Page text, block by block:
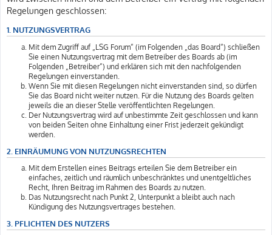
Regelungen geschlossen:
1. NUTZUNGSVERTRAG
Mit dem Zugriff auf „LSG Forum“ (im Folgenden „das Board“) schließen
Sie einen Nutzungsvertrag mit dem Betreiber des Boards ab (im
Folgenden „Betreiber“) und erklären sich mit den nachfolgenden
Regelungen einverstanden.
Wenn Sie mit diesen Regelungen nicht einverstanden sind, so dürfen
Sie das Board nicht weiter nutzen. Für die Nutzung des Boards gelten
jeweils die an dieser Stelle veröffentlichten Regelungen.
Der Nutzungsvertrag wird auf unbestimmte Zeit geschlossen und kann
von beiden Seiten ohne Einhaltung einer Frist jederzeit gekündigt
werden.
2. EINRÄUMUNG VON NUTZUNGSRECHTEN
Mit dem Erstellen eines Beitrags erteilen Sie dem Betreiber ein
einfaches, zeitlich und räumlich unbeschränktes und unentgeltliches
Recht, Ihren Beitrag im Rahmen des Boards zu nutzen.
Das Nutzungsrecht nach Punkt 2, Unterpunkt a bleibt auch nach
Kündigung des Nutzungsvertrages bestehen.
3. PFLICHTEN DES NUTZERS